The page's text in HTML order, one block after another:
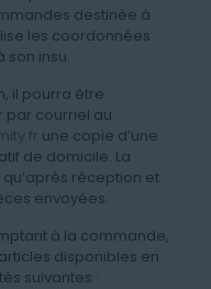
destinée à
les coordonnées
son insu.
il pourra être
par courriel au
une copie d’une
de domicile. La
réception et
envoyées.
à la commande,
disponibles en
suivantes :